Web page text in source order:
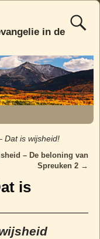
in de
Dat is wijsheid!
– De beloning van
Spreuken 2 →
is